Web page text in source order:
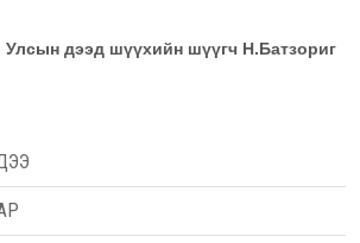
Улсын дээд шүүхийн шүүгч Н.Батзориг